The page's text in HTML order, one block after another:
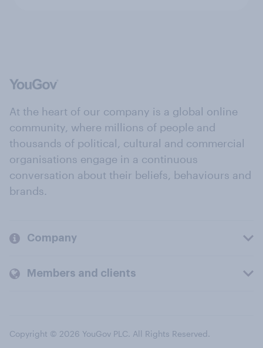
At the heart of our company is a global online
community, where millions of people and
thousands of political, cultural and commercial
organisations engage in a continuous
conversation about their beliefs, behaviours and
brands.
Company
Members and clients
Copyright © 2026 YouGov PLC. All Rights Reserved.